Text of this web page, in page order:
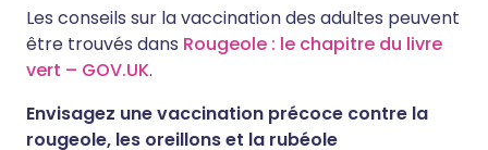
Les conseils sur la vaccination des adultes peuvent
être trouvés dans Rougeole : le chapitre du livre
vert – GOV.UK.
Envisagez une vaccination précoce contre la
rougeole, les oreillons et la rubéole